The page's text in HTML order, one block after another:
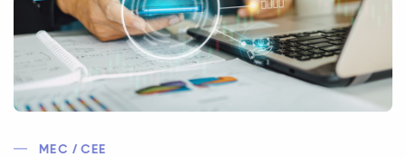
MEC / CEE